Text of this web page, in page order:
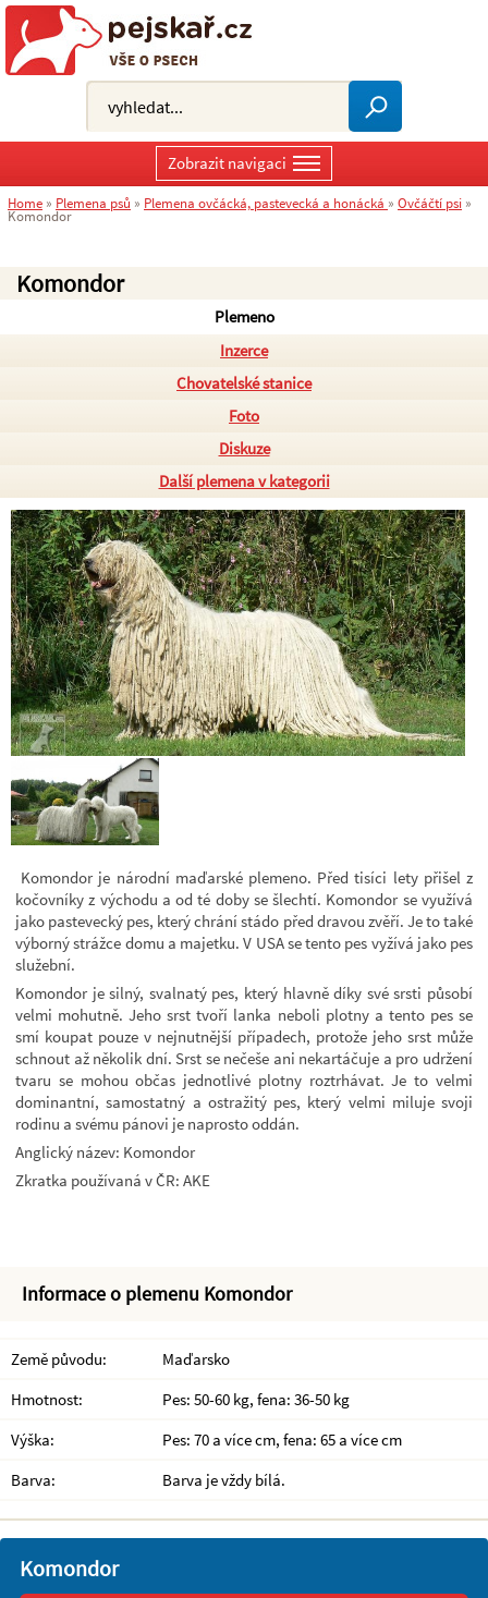
Komondor
Plemeno
Inzerce
Chovatelské stanice
Foto
Diskuze
Další plemena v kategorii
Komondor je národní maďarské plemeno. Před tisíci lety přišel z
kočovníky z východu a od té doby se šlechtí. Komondor se využívá
jako pastevecký pes, který chrání stádo před dravou zvěří. Je to také
výborný strážce domu a majetku. V USA se tento pes vyžívá jako pes
služební.
Komondor je silný, svalnatý pes, který hlavně díky své srsti působí
velmi mohutně. Jeho srst tvoří lanka neboli plotny a tento pes se
smí koupat pouze v nejnutnější případech, protože jeho srst může
schnout až několik dní. Srst se nečeše ani nekartáčuje a pro udržení
tvaru se mohou občas jednotlivé plotny roztrhávat. Je to velmi
dominantní, samostatný a ostražitý pes, který velmi miluje svoji
rodinu a svému pánovi je naprosto oddán.
Anglický název: Komondor
Zkratka používaná v ČR: AKE
Informace o plemenu Komondor
Země původu:
Maďarsko
Hmotnost:
Pes: 50-60 kg, fena: 36-50 kg
Výška:
Pes: 70 a více cm, fena: 65 a více cm
Barva:
Barva je vždy bílá.
Komondor
Zobrazit navigaci
Home » Plemena psů » Plemena ovčácká, pastevecká a honácká » Ovčáčtí psi »
Komondor